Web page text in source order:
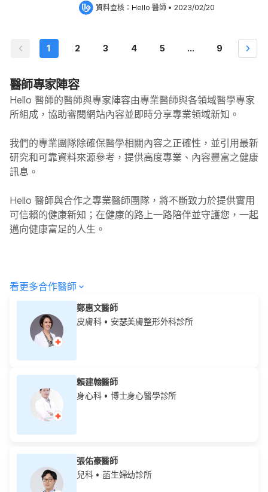
資料查核： Hello 醫師 • 2023/02/20
1 2 3 4 5 ... 9
醫師專家陣容
Hello 醫師的醫師與專家陣容由專業醫師與各領域醫學專家
所組成，協助審閱網站內容並即時分享專業領域新知。
我們的專業團隊除確保醫學相關內容之正確性，並引用最新
研究和可靠資料來源參考，提供高度專業、內容豐富之健康
訊息。
Hello 醫師與合作之專業醫師團隊，將不斷致力於提供實用
可信賴的健康新知；在健康的路上一路陪伴並守護您，一起
邁向健康富足的人生。
看更多合作醫師
鄭惠文醫師
皮膚科• 安瑟美膚整形外科診所
賴建翰醫師
身心科• 博士身心醫學診所
張佑豪醫師
兒科• 菡生婦幼診所